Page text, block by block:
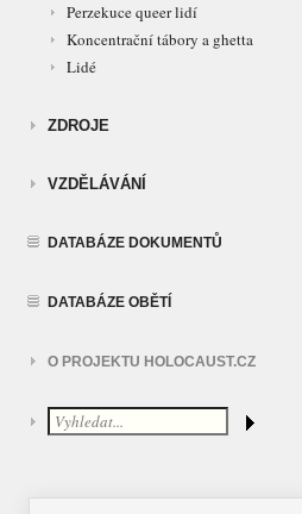
Perzekuce queer lidí
Koncentrační tábory a ghetta
Lidé
ZDROJE
VZDĚLÁVÁNÍ
DATABÁZE DOKUMENTŮ
DATABÁZE OBĚTÍ
O PROJEKTU HOLOCAUST.CZ